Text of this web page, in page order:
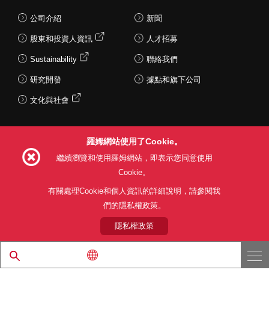
公司介紹
股東和投資人資訊
Sustainability
研究開發
文化與社會
新聞
人才招募
聯絡我們
據點和旗下公司
利用目的 隱私權政策
關於本公司產品銷售之標準條款(PDF)
© 1997 - 2026 ROHM CO., LTD. ALL RIGHTS RESERVED.
羅姆網站使用了Cookie。
繼續瀏覽和使用羅姆網站，即表示您同意使用
Cookie。
有關處理Cookie和個人資訊的詳細說明，請參閱我
們的隱私權政策。
隱私權政策